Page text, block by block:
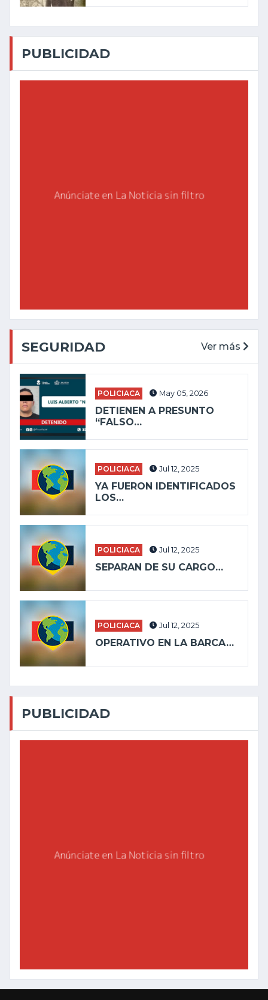
PUBLICIDAD
SEGURIDAD Ver más
POLICIACA May 05, 2026
DETIENEN A PRESUNTO
“FALSO…
POLICIACA Jul 12, 2025
YA FUERON IDENTIFICADOS
LOS…
POLICIACA Jul 12, 2025
SEPARAN DE SU CARGO…
POLICIACA Jul 12, 2025
OPERATIVO EN LA BARCA…
PUBLICIDAD